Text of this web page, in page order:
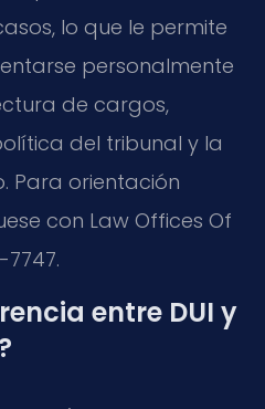
lo que le permite
personalmente
de cargos,
del tribunal y la
Para orientación
con Law Offices Of
7747.
entre DUI y